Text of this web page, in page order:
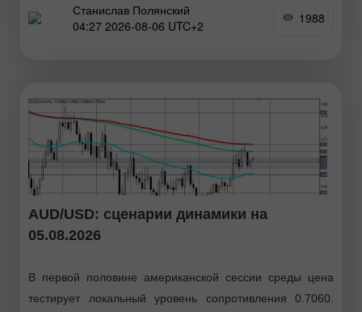
выше области 1,1536-1,1542. Таким образом, как мы и
предполагали, рост европейской валюты продолжается.
Станислав Полянский
04:27 2026-08-06 UTC+2
1988
AUD/USD: сценарии динамики на
05.08.2026
В первой половине американской сессии среды цена
тестирует локальный уровень сопротивления 0.7060.